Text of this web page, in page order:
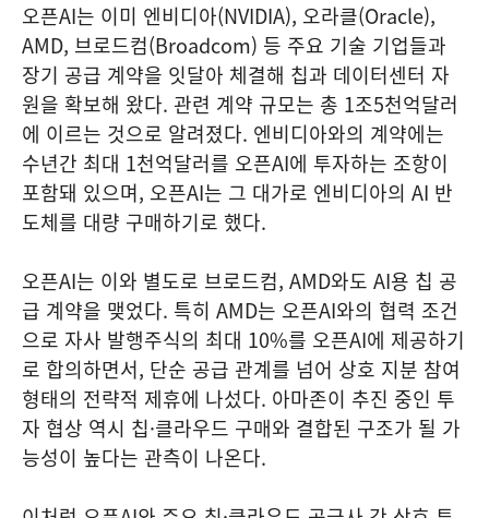
오픈AI는 이미 엔비디아(NVIDIA), 오라클(Oracle),
AMD, 브로드컴(Broadcom) 등 주요 기술 기업들과
장기 공급 계약을 잇달아 체결해 칩과 데이터센터 자
원을 확보해 왔다. 관련 계약 규모는 총 1조5천억달러
에 이르는 것으로 알려졌다. 엔비디아와의 계약에는
수년간 최대 1천억달러를 오픈AI에 투자하는 조항이
포함돼 있으며, 오픈AI는 그 대가로 엔비디아의 AI 반
도체를 대량 구매하기로 했다.
오픈AI는 이와 별도로 브로드컴, AMD와도 AI용 칩 공
급 계약을 맺었다. 특히 AMD는 오픈AI와의 협력 조건
으로 자사 발행주식의 최대 10%를 오픈AI에 제공하기
로 합의하면서, 단순 공급 관계를 넘어 상호 지분 참여
형태의 전략적 제휴에 나섰다. 아마존이 추진 중인 투
자 협상 역시 칩·클라우드 구매와 결합된 구조가 될 가
능성이 높다는 관측이 나온다.